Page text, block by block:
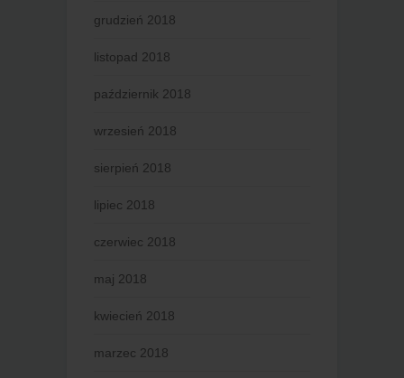
grudzień 2018
listopad 2018
październik 2018
wrzesień 2018
sierpień 2018
lipiec 2018
czerwiec 2018
maj 2018
kwiecień 2018
marzec 2018